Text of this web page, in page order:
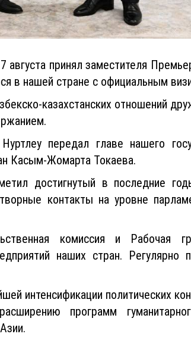
принял заместителя
в нашей стране с официальным
казахстанских отношений
передал главе нашего
Касым-Жомарта Токаева.
достигнутый в последние
контакты на уровне
комиссия и Рабочая
наших стран. Регулярно
интенсификации политических
программ